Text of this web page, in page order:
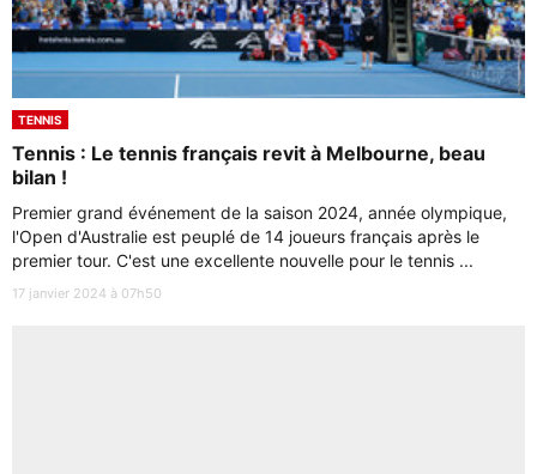
TENNIS
Tennis : Le tennis français revit à Melbourne, beau
bilan !
Premier grand événement de la saison 2024, année olympique,
l'Open d'Australie est peuplé de 14 joueurs français après le
premier tour. C'est une excellente nouvelle pour le tennis ...
17 janvier 2024 à 07h50